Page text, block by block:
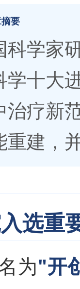
要
科学家
学十大
治疗新
重建，
选重
为"开